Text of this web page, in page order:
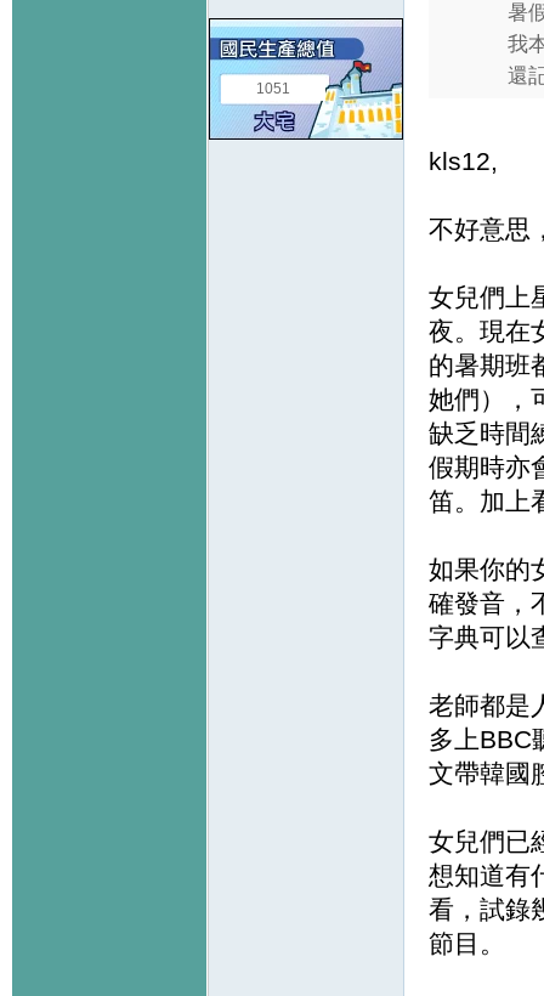
1051
暑
我
還
kls12,
不好意思
女兒們上
夜。現在
的暑期班
她們），
缺乏時間
假期時亦
笛。加上
如果你的
確發音，
字典可以
老師都是
多上BBC
文帶韓國
女兒們已
想知道有
看，試錄
節目。